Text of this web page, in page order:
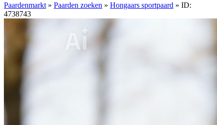
Paardenmarkt » Paarden zoeken » Hongaars sportpaard » ID:
4738743